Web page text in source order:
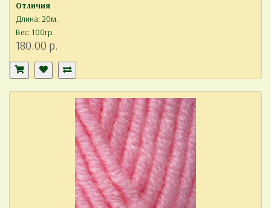
Отличия
Длина: 20м.
Вес: 100гр.
180.00 р.